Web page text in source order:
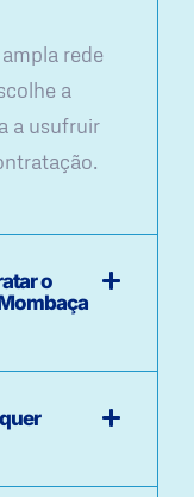
rede
a
a usufruir
o